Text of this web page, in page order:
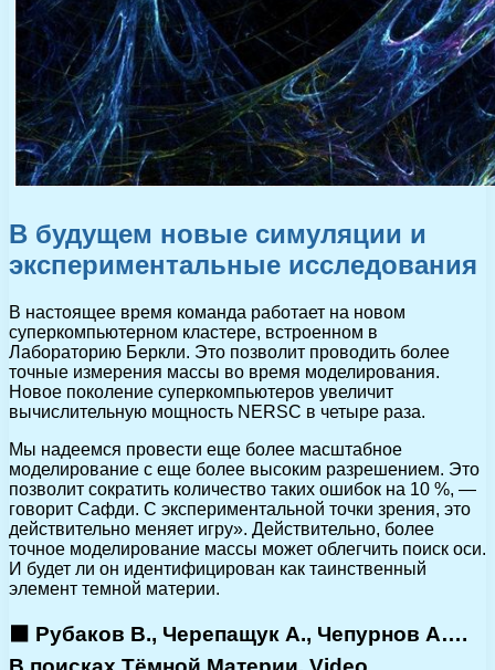
В будущем новые симуляции и
экспериментальные исследования
В настоящее время команда работает на новом
суперкомпьютерном кластере, встроенном в
Лабораторию Беркли. Это позволит проводить более
точные измерения массы во время моделирования.
Новое поколение суперкомпьютеров увеличит
вычислительную мощность NERSC в четыре раза.
Мы надеемся провести еще более масштабное
моделирование с еще более высоким разрешением. Это
позволит сократить количество таких ошибок на 10 %, —
говорит Сафди. С экспериментальной точки зрения, это
действительно меняет игру». Действительно, более
точное моделирование массы может облегчить поиск оси.
И будет ли он идентифицирован как таинственный
элемент темной материи.
⬛ Рубаков В., Черепащук А., Чепурнов А….